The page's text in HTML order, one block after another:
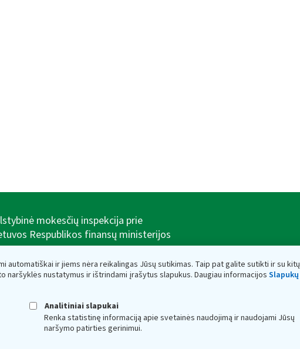
automatiškai ir jiems nėra reikalingas Jūsų sutikimas. Taip pat galite sutikti ir su kitų
nustatymus ir ištrindami įrašytus slapukus. Daugiau informacijos Slapukų
Analitiniai slapukai
Renka statistinę informaciją apie svetainės naudojimą ir naudojami Jūsų
naršymo patirties gerinimui.
mokesčių inspekcija prie
Respublikos finansų ministerijos
Vasario 16-osios g. 14, 01107 Vilnius, Lietuva,
vmi@vmi.lt, E. pristatymo dėžutės adresas
Respublikos finansų ministerijos kaupiami ir
Juridinių asmenų registre